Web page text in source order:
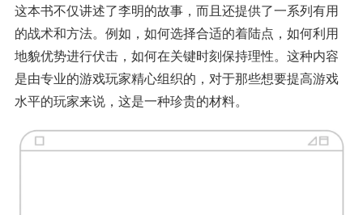
这本书不仅讲述了李明的故事，而且还提供了一系列有用
的战术和方法。例如，如何选择合适的着陆点，如何利用
地貌优势进行伏击，如何在关键时刻保持理性。这种内容
是由专业的游戏玩家精心组织的，对于那些想要提高游戏
水平的玩家来说，这是一种珍贵的材料。